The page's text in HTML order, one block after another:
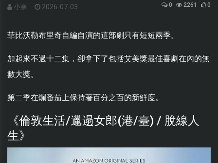
小奈 2026-07-03 0 2261 0
菲比沃勒布里奇自編自演的這部劇只有短短兩季。
加起來不過十二集，卻拿下了包括艾美獎最佳喜劇在內的無
數大獎。
第二季在爛番茄上保持著百分之百的新鮮度。
《倫敦生活/邋遢女郎(港/臺) / 脫線人
生》